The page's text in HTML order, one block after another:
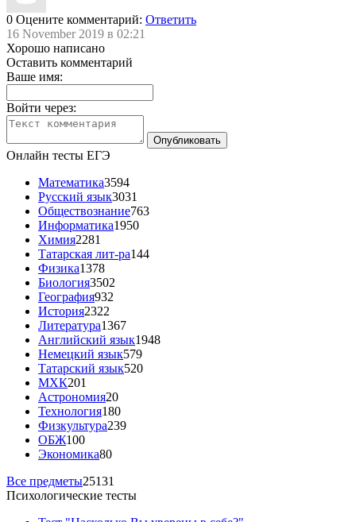
0 Оцените комментарий: Ответить
16 November 2019 в 02:21
Хорошо написано
Оставить комментарий
Ваше имя:
Войти через:
Онлайн тесты ЕГЭ
Математика3594
Русский язык3031
Обществознание763
Информатика1950
Химия2281
Татарская лит-ра144
Физика1378
Биология3502
География932
История2322
Литература1367
Английский язык1948
Немецкий язык579
Татарский язык520
МХК201
Астрономия20
Технология180
Физкультура239
ОБЖ100
Экономика80
Все предметы25131
Психологические тесты